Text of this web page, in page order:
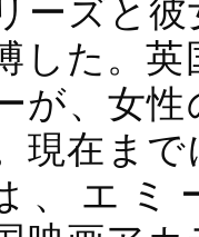
ーズと
した。
が、女
現在ま
、エミ